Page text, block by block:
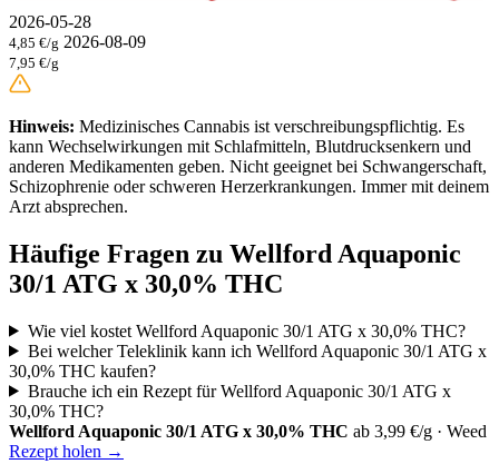
2026-05-28
4,85 €/g 2026-08-09
7,95 €/g
Hinweis: Medizinisches Cannabis ist verschreibungspflichtig. Es
kann Wechselwirkungen mit Schlafmitteln, Blutdrucksenkern und
anderen Medikamenten geben. Nicht geeignet bei Schwangerschaft,
Schizophrenie oder schweren Herzerkrankungen. Immer mit deinem
Arzt absprechen.
Häufige Fragen zu Wellford Aquaponic
30/1 ATG x 30,0% THC
Wie viel kostet Wellford Aquaponic 30/1 ATG x 30,0% THC?
Bei welcher Teleklinik kann ich Wellford Aquaponic 30/1 ATG x
30,0% THC kaufen?
Brauche ich ein Rezept für Wellford Aquaponic 30/1 ATG x
30,0% THC?
Wellford Aquaponic 30/1 ATG x 30,0% THC ab 3,99 €/g · Weed
Rezept holen →